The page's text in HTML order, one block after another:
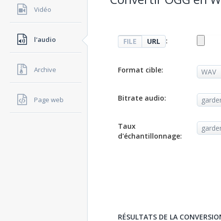
Vidéo
l'audio
Archive
Page web
FILE URL :
Format cible:
Bitrate audio:
Taux
d'échantillonnage:
RÉSULTATS DE LA